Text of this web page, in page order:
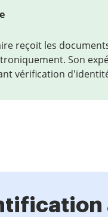
reçoit les
Son
vérification